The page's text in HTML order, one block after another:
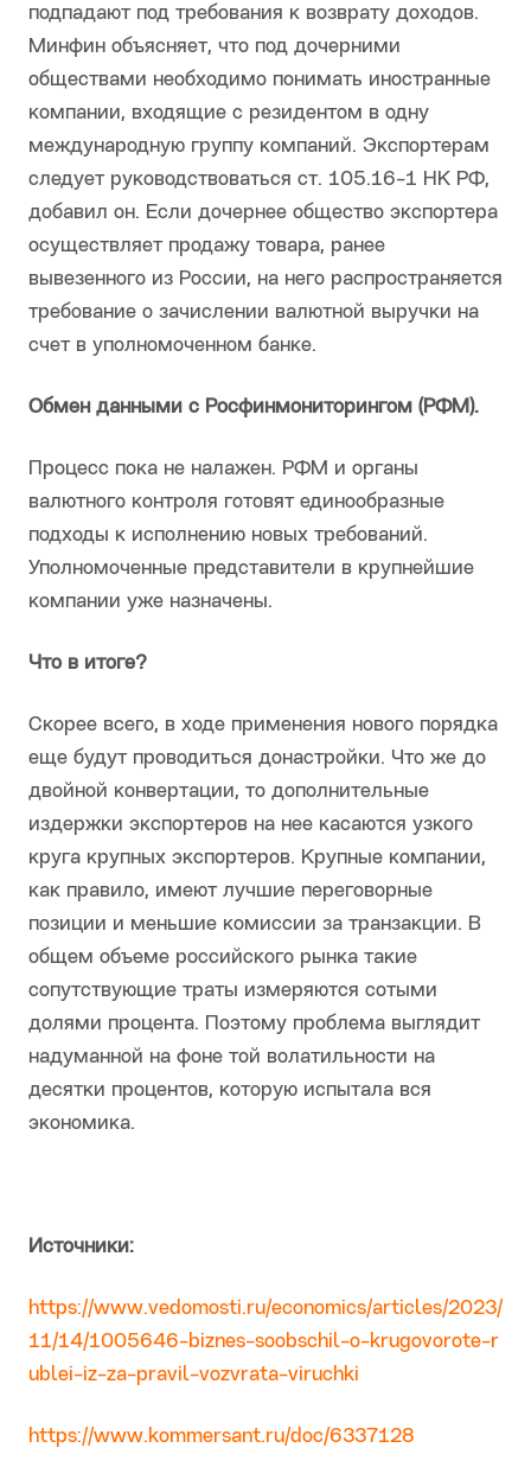
подпадают под требования к возврату доходов.
Минфин объясняет, что под дочерними
обществами необходимо понимать иностранные
компании, входящие с резидентом в одну
международную группу компаний. Экспортерам
следует руководствоваться ст. 105.16-1 НК РФ,
добавил он. Если дочернее общество экспортера
осуществляет продажу товара, ранее
вывезенного из России, на него распространяется
требование о зачислении валютной выручки на
счет в уполномоченном банке.
Обмен данными с Росфинмониторингом (РФМ).
Процесс пока не налажен. РФМ и органы
валютного контроля готовят единообразные
подходы к исполнению новых требований.
Уполномоченные представители в крупнейшие
компании уже назначены.
Что в итоге?
Скорее всего, в ходе применения нового порядка
еще будут проводиться донастройки. Что же до
двойной конвертации, то дополнительные
издержки экспортеров на нее касаются узкого
круга крупных экспортеров. Крупные компании,
как правило, имеют лучшие переговорные
позиции и меньшие комиссии за транзакции. В
общем объеме российского рынка такие
сопутствующие траты измеряются сотыми
долями процента. Поэтому проблема выглядит
надуманной на фоне той волатильности на
десятки процентов, которую испытала вся
экономика.
Источники:
https://www.vedomosti.ru/economics/articles/2023/
11/14/1005646-biznes-soobschil-o-krugovorote-r
ublei-iz-za-pravil-vozvrata-viruchki
https://www.kommersant.ru/doc/6337128